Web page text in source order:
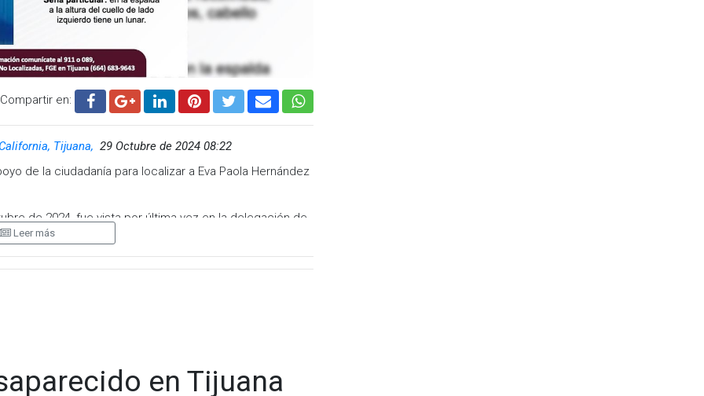
Compartir en:
Tijuana, 29 Octubre de 2024 08:22
de la ciudadanía para localizar a Eva Paola Hernández
de 2024, fue vista por última vez en la delegación de
su paradero.
Leer más
en Tijuana